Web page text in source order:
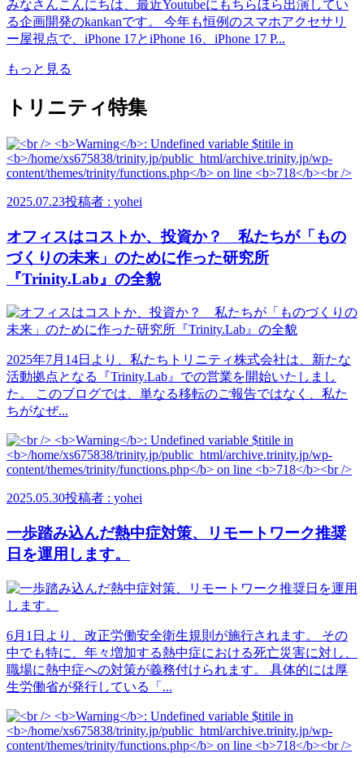
みなさんこんにちは、最近Youtubeにもちらほら出演してい
る企画開発のkankanです。 今年も恒例のスマホアクセサリ
ー屋視点で、iPhone 17とiPhone 16、iPhone 17 P...
もっと見る
トリニティ特集
2025.07.23投稿者 : yohei
オフィスはコストか、投資か？ 私たちが「もの
づくりの未来」のために作った研究所
『Trinity.Lab』の全貌
2025年7月14日より、私たちトリニティ株式会社は、新たな
活動拠点となる『Trinity.Lab』での営業を開始いたしまし
た。 このブログでは、単なる移転のご報告ではなく、私た
ちがなぜ...
2025.05.30投稿者 : yohei
一歩踏み込んだ熱中症対策、リモートワーク推奨
日を運用します。
6月1日より、改正労働安全衛生規則が施行されます。 その
中でも特に、年々増加する熱中症における死亡災害に対し、
職場に熱中症への対策が義務付けられます。 具体的には厚
生労働省が発行している「...